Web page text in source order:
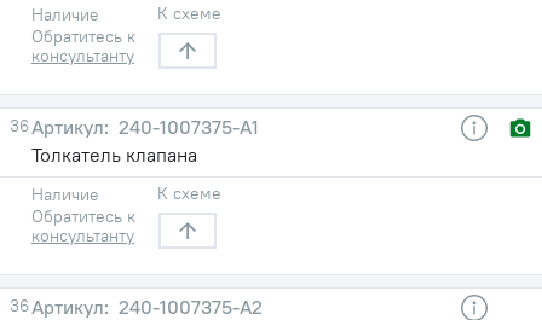
Наличие
Обратитесь к
консультанту
К схеме
36
240-1007375-А1
Толкатель клапана
Наличие
Обратитесь к
консультанту
К схеме
36
240-1007375-А2